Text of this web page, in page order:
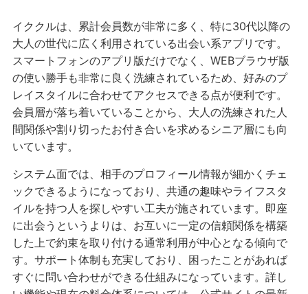
イククルは、累計会員数が非常に多く、特に30代以降の
大人の世代に広く利用されている出会い系アプリです。
スマートフォンのアプリ版だけでなく、WEBブラウザ版
の使い勝手も非常に良く洗練されているため、好みのプ
レイスタイルに合わせてアクセスできる点が便利です。
会員層が落ち着いていることから、大人の洗練された人
間関係や割り切ったお付き合いを求めるシニア層にも向
いています。
システム面では、相手のプロフィール情報が細かくチェ
ックできるようになっており、共通の趣味やライフスタ
イルを持つ人を探しやすい工夫が施されています。即座
に出会うというよりは、お互いに一定の信頼関係を構築
した上で約束を取り付ける通常利用が中心となる傾向で
す。サポート体制も充実しており、困ったことがあれば
すぐに問い合わせができる仕組みになっています。詳し